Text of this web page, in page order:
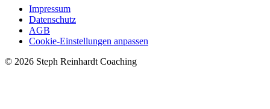
Impressum
Datenschutz
AGB
Cookie-Einstellungen anpassen
© 2026 Steph Reinhardt Coaching